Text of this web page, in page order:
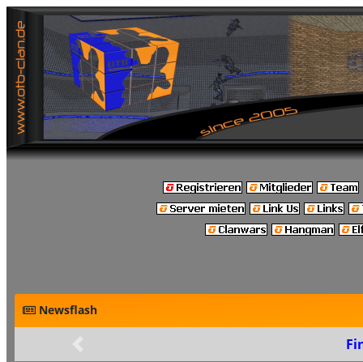
Newsflash